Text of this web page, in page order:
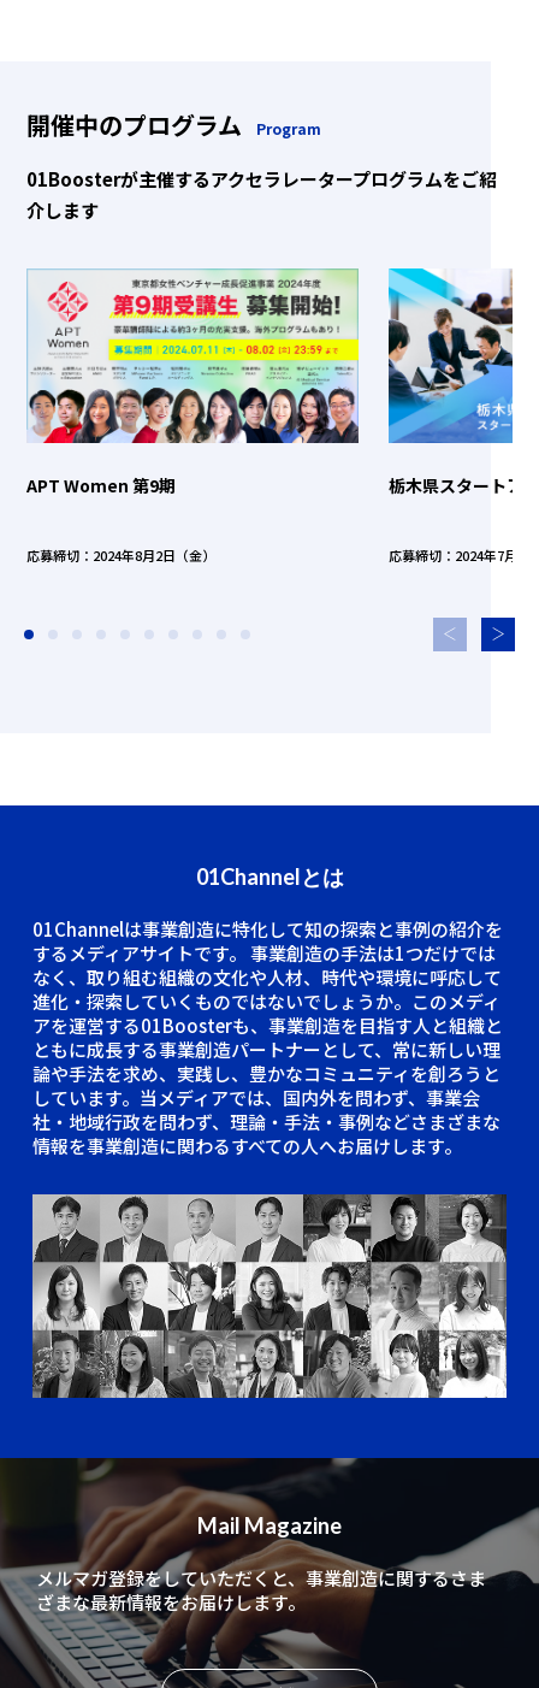
開催中のプログラム Program
01Boosterが主催するアクセラレータープログラムをご紹
介します
APT Women 第9期
応募締切：2024年8月2日（金）
栃木県スタートア
応募締切：2024年7月19
01Channelとは
01Channelは事業創造に特化して知の探索と事例の紹介を
するメディアサイトです。 事業創造の手法は1つだけでは
なく、取り組む組織の文化や人材、時代や環境に呼応して
進化・探索していくものではないでしょうか。このメディ
アを運営する01Boosterも、事業創造を目指す人と組織と
ともに成長する事業創造パートナーとして、常に新しい理
論や手法を求め、実践し、豊かなコミュニティを創ろうと
しています。当メディアでは、国内外を問わず、事業会
社・地域行政を問わず、理論・手法・事例などさまざまな
情報を事業創造に関わるすべての人へお届けします。
Mail Magazine
メルマガ登録をしていただくと、事業創造に関するさま
ざまな最新情報をお届けします。